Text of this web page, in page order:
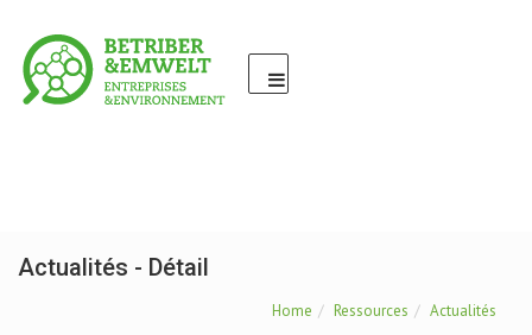
Actualités - Détail
Home Ressources Actualités